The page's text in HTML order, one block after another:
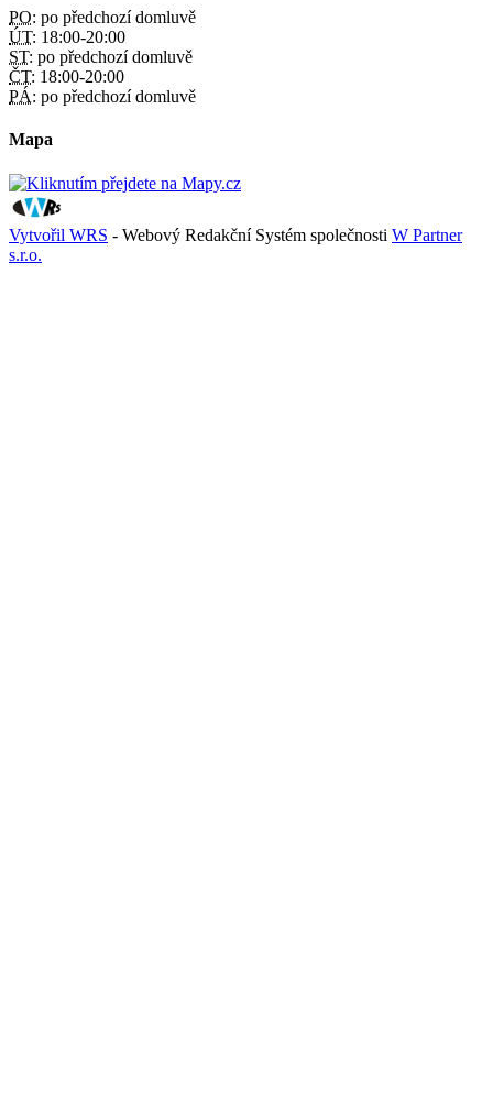
PO: po předchozí domluvě
ÚT: 18:00-20:00
ST: po předchozí domluvě
ČT: 18:00-20:00
PÁ: po předchozí domluvě
Mapa
Vytvořil WRS - Webový Redakční Systém společnosti W Partner
s.r.o.